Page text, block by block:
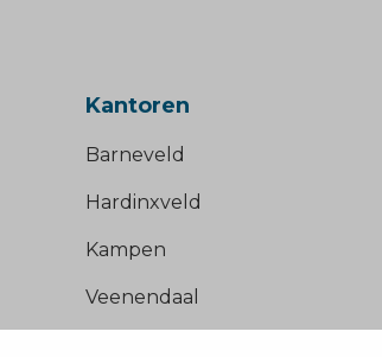
Kantoren
Barneveld
Hardinxveld
Kampen
Veenendaal